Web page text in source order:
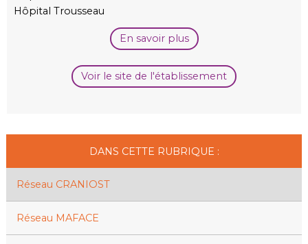
Hôpital Trousseau
En savoir plus
Voir le site de l'établissement
DANS CETTE RUBRIQUE :
Réseau CRANIOST
Réseau MAFACE